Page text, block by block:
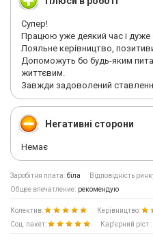
Супер!
Працюю уже деякий час і
Лояльне керівництво,
Допоможуть бо будь-яким
життєвим.
Завжди задоволений
Негативні сторони
Немає
Заробітня плата: біла Відповідність
Общее впечатление: рекомендую
Колектив: Керівництво:
Соц. пакет:
Кар'єрний ріст :